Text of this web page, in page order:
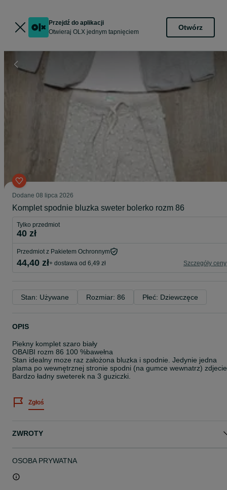
Przejdź do aplikacji
Otwieraj OLX jednym tapnięciem
Otwórz
Dodane 08 lipca 2026
Komplet spodnie bluzka sweter bolerko rozm 86
Tylko przedmiot
40 zł
Przedmiot z Pakietem Ochronnym
44,40 zł+ dostawa od 6,49 zł Szczegóły ceny
Stan: Używane Rozmiar: 86 Płeć: Dziewczęce
OPIS
Piekny komplet szaro biały
OBAIBI rozm 86 100 %bawełna
Stan idealny moze raz założona bluzka i spodnie. Jedynie jedna
plama po wewnętrznej stronie spodni (na gumce wewnatrz)
Bardzo ładny sweterek na 3 guziczki.
Zgłoś
ZWROTY
OSOBA PRYWATNA